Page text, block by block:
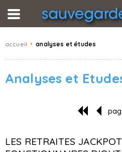
accueil • analyses et études
Analyses et
LES RETRAITES